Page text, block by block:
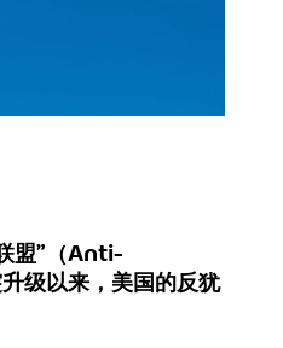
盟”（Anti-
级以来，美国的反犹